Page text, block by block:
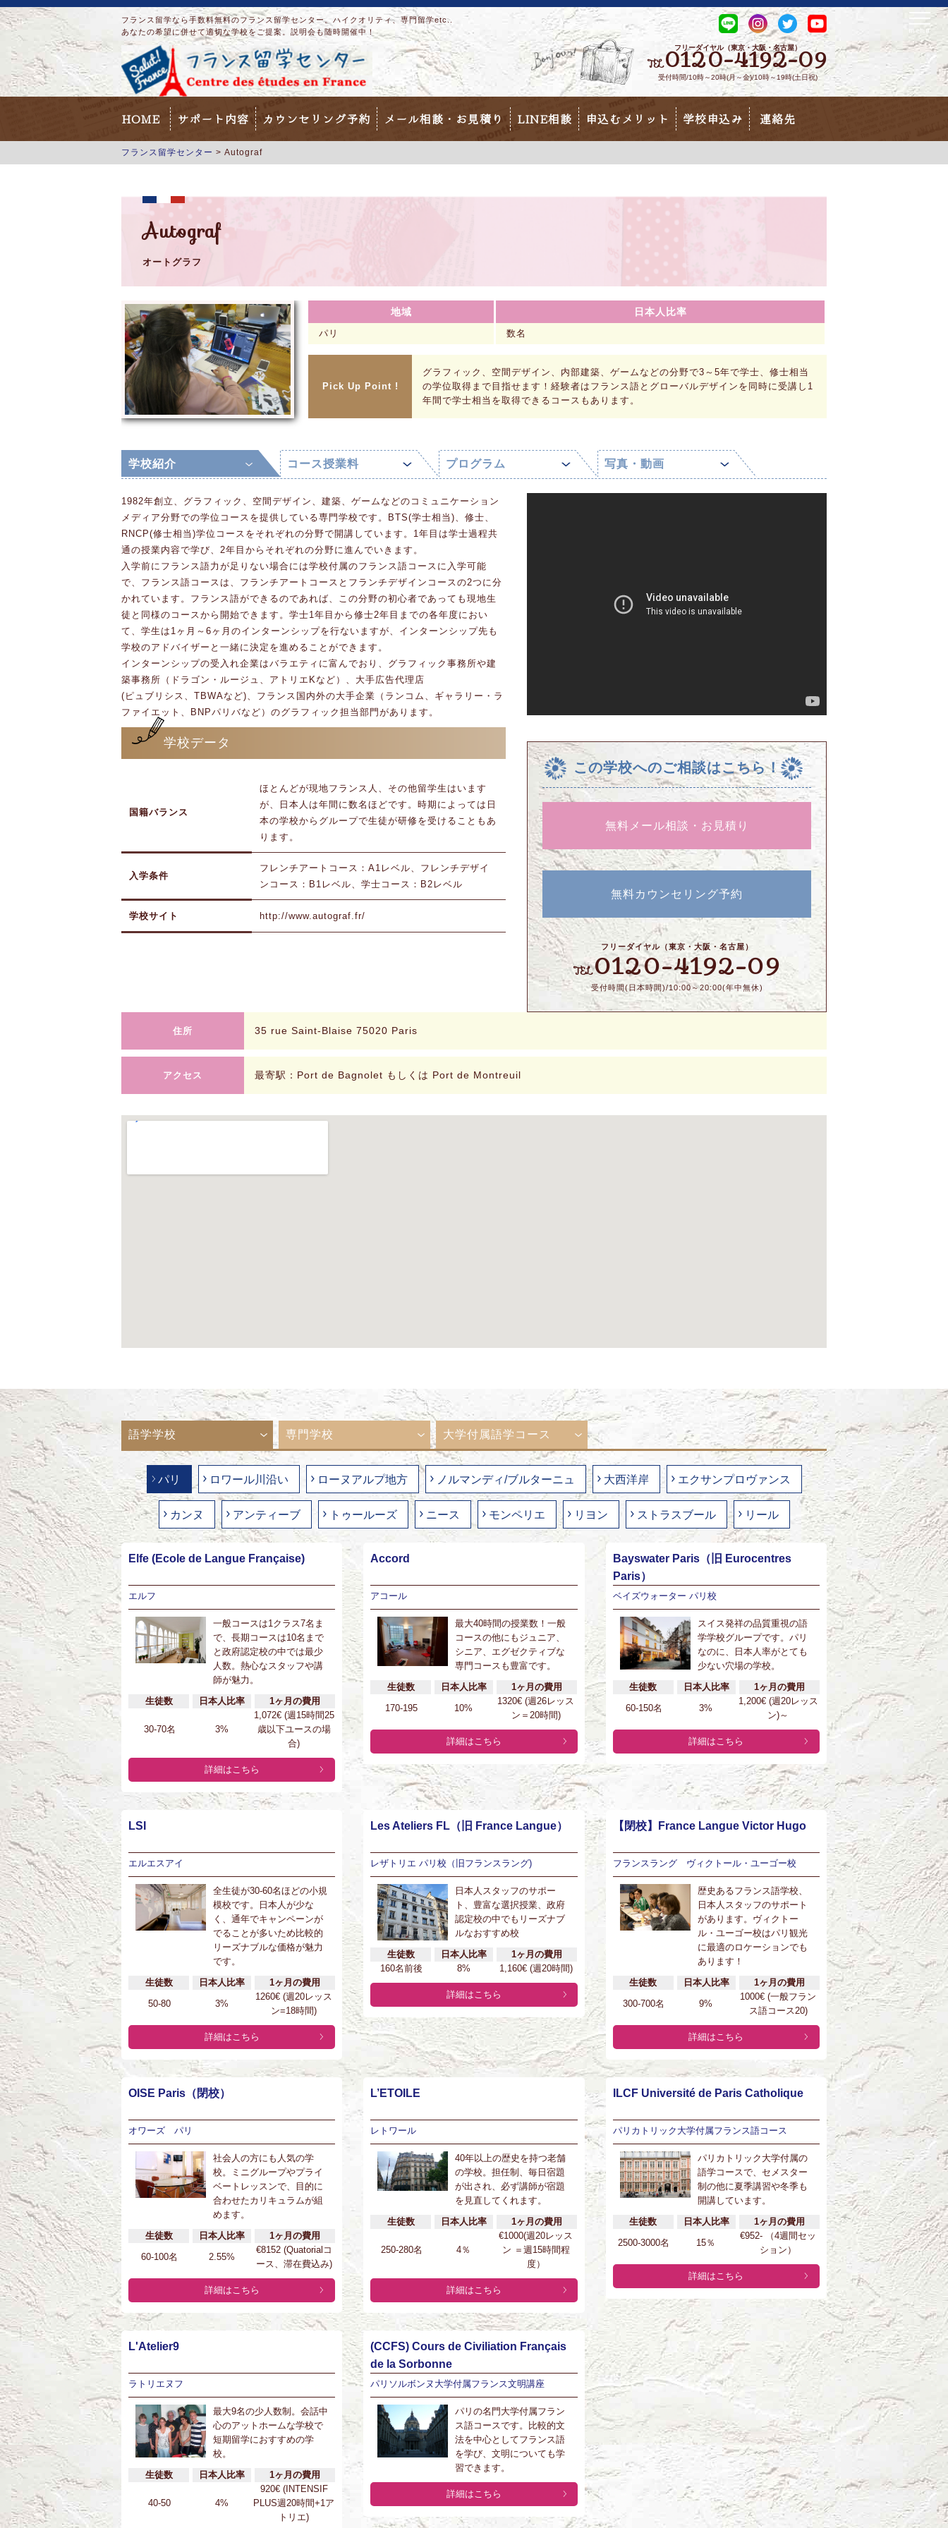
フランス留学なら手数料無料のフランス留学センター。ハイクオリティ、専門留学etc..
あなたの希望に併せて適切な学校をご提案。説明会も随時開催中！
フリーダイヤル（東京・大阪・名古屋）
TEL0120-4192-09
受付時間/10時～20時(月～金)/10時～19時(土日祝)
HOME サポート内容 カウンセリング予約 メール相談・お見積り LINE相談 申込むメリット 学校申込み 連絡先
フランス留学センター > Autograf
Autograf
オートグラフ
地域 日本人比率
パリ 数名
Pick Up Point !
グラフィック、空間デザイン、内部建築、ゲームなどの分野で3～5年で学士、修士相当
の学位取得まで目指せます！経験者はフランス語とグローバルデザインを同時に受講し1
年間で学士相当を取得できるコースもあります。
学校紹介 コース授業料 プログラム 写真・動画
1982年創立、グラフィック、空間デザイン、建築、ゲームなどのコミュニケーション
メディア分野での学位コースを提供している専門学校です。BTS(学士相当)、修士、
RNCP(修士相当)学位コースをそれぞれの分野で開講しています。1年目は学士過程共
通の授業内容で学び、2年目からそれぞれの分野に進んでいきます。
入学前にフランス語力が足りない場合には学校付属のフランス語コースに入学可能
で、フランス語コースは、フランチアートコースとフランチデザインコースの2つに分
かれています。フランス語ができるのであれば、この分野の初心者であっても現地生
徒と同様のコースから開始できます。学士1年目から修士2年目までの各年度におい
て、学生は1ヶ月～6ヶ月のインターンシップを行ないますが、インターンシップ先も
学校のアドバイザーと一緒に決定を進めることができます。
インターンシップの受入れ企業はバラエティに富んでおり、グラフィック事務所や建
築事務所（ドラゴン・ルージュ、アトリエKなど）、大手広告代理店
(ピュブリシス、TBWAなど)、フランス国内外の大手企業（ランコム、ギャラリー・ラ
ファイエット、BNPパリバなど）のグラフィック担当部門があります。
学校データ
国籍バランス
ほとんどが現地フランス人、その他留学生はいます
が、日本人は年間に数名ほどです。時期によっては日
本の学校からグループで生徒が研修を受けることもあ
ります。
入学条件
フレンチアートコース：A1レベル、フレンチデザイ
ンコース：B1レベル、学士コース：B2レベル
学校サイト http://www.autograf.fr/
この学校へのご相談はこちら！
無料メール相談・お見積り
無料カウンセリング予約
フリーダイヤル（東京・大阪・名古屋）
TEL0120-4192-09
受付時間(日本時間)/10:00～20:00(年中無休)
住所 35 rue Saint-Blaise 75020 Paris
アクセス 最寄駅：Port de Bagnolet もしくは Port de Montreuil
語学学校 専門学校 大学付属語学コース
パリ ロワール川沿い ローヌアルプ地方 ノルマンディ/ブルターニュ 大西洋岸 エクサンプロヴァンス
カンヌ アンティーブ トゥールーズ ニース モンペリエ リヨン ストラスブール リール
Elfe (Ecole de Langue Française)
エルフ
一般コースは1クラス7名ま
で、長期コースは10名まで
と政府認定校の中では最少
人数。熱心なスタッフや講
師が魅力。
生徒数
日本人比率 1ヶ月の費用
30-70名 3%
1,072€ (週15時間25
歳以下ユースの場
合)
詳細はこちら
Accord
アコール
最大40時間の授業数！一般
コースの他にもジュニア、
シニア、エグゼクティブな
専門コースも豊富です。
生徒数
日本人比率
1ヶ月の費用
170-195
10%
1320€ (週26レッス
ン＝20時間)
詳細はこちら
Bayswater Paris（旧 Eurocentres
Paris）
ベイズウォーター パリ校
スイス発祥の品質重視の語
学学校グループです。パリ
なのに、日本人率がとても
少ない穴場の学校。
生徒数
日本人比率
1ヶ月の費用
60-150名
3%
1,200€ (週20レッス
ン)～
詳細はこちら
LSI
エルエスアイ
全生徒が30-60名ほどの小規
模校です。日本人が少な
く、通年でキャンペーンが
でることが多いため比較的
リーズナブルな価格が魅力
です。
生徒数
日本人比率
1ヶ月の費用
50-80
3%
1260€ (週20レッス
ン=18時間)
詳細はこちら
Les Ateliers FL（旧 France Langue）
レザトリエ パリ校（旧フランスラング)
日本人スタッフのサポー
ト、豊富な選択授業、政府
認定校の中でもリーズナブ
ルなおすすめ校
生徒数
日本人比率
1ヶ月の費用
160名前後
8% 1,160€ (週20時間)
詳細はこちら
【閉校】France Langue Victor Hugo
フランスラング ヴィクトール・ユーゴー校
歴史あるフランス語学校、
日本人スタッフのサポート
があります。ヴィクトー
ル・ユーゴー校はパリ観光
に最適のロケーションでも
あります！
生徒数
日本人比率
1ヶ月の費用
300-700名
9%
1000€ (一般フラン
ス語コース20)
詳細はこちら
OISE Paris（閉校）
オワーズ パリ
社会人の方にも人気の学
校。ミニグループやプライ
ベートレッスンで、目的に
合わせたカリキュラムが組
めます。
生徒数
日本人比率
1ヶ月の費用
60-100名
2.55%
€8152 (Quatorialコ
ース、滞在費込み)
詳細はこちら
L’ETOILE
レトワール
40年以上の歴史を持つ老舗
の学校。担任制、毎日宿題
が出され、必ず講師が宿題
を見直してくれます。
生徒数
日本人比率 1ヶ月の費用
250-280名 4％
€1000(週20レッス
ン ＝週15時間程
度）
詳細はこちら
ILCF Université de Paris Catholique
パリカトリック大学付属フランス語コース
パリカトリック大学付属の
語学コースで、セメスター
制の他に夏季講習や冬季も
開講しています。
生徒数
日本人比率
1ヶ月の費用
2500-3000名
15％
€952- （4週間セッ
ション）
詳細はこちら
L'Atelier9
ラトリエヌフ
最大9名の少人数制。会話中
心のアットホームな学校で
短期留学におすすめの学
校。
生徒数
日本人比率 1ヶ月の費用
40-50 4%
920€ (INTENSIF
PLUS週20時間+1ア
トリエ)
(CCFS) Cours de Civiliation Français
de la Sorbonne
パリソルボンヌ大学付属フランス文明講座
パリの名門大学付属フラン
ス語コースです。比較的文
法を中心としてフランス語
を学び、文明についても学
習できます。
詳細はこちら